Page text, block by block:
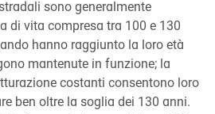
sono generalmente
di vita compresa tra 100 e 130
hanno raggiunto la loro età
mantenute in funzione; la
costanti consentono loro
ben oltre la soglia dei 130 anni.